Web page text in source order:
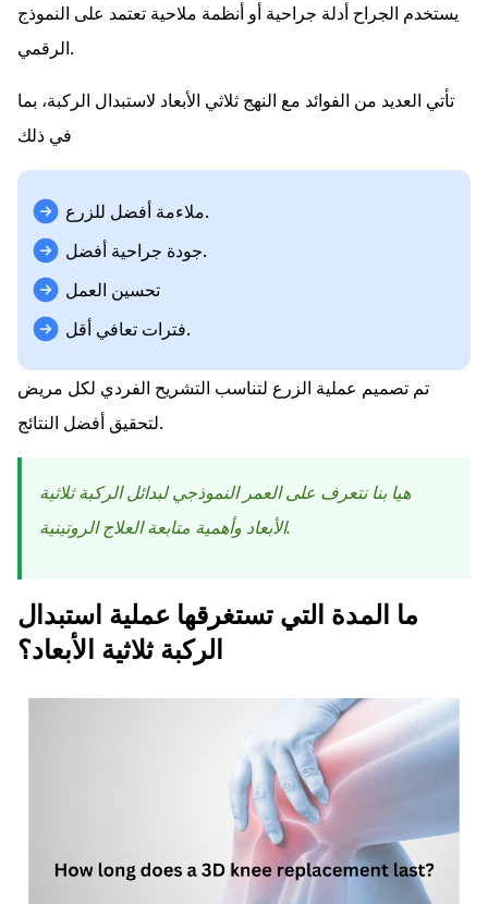
يستخدم الجراح أدلة جراحية أو أنظمة ملاحية تعتمد على النموذج
الرقمي.
تأتي العديد من الفوائد مع النهج ثلاثي الأبعاد لاستبدال الركبة، بما
في ذلك
ملاءمة أفضل للزرع.
جودة جراحية أفضل.
تحسين العمل
فترات تعافي أقل.
تم تصميم عملية الزرع لتناسب التشريح الفردي لكل مريض
لتحقيق أفضل النتائج.
هيا بنا نتعرف على العمر النموذجي لبدائل الركبة ثلاثية
الأبعاد وأهمية متابعة العلاج الروتينية.
ما المدة التي تستغرقها عملية استبدال
الركبة ثلاثية الأبعاد؟